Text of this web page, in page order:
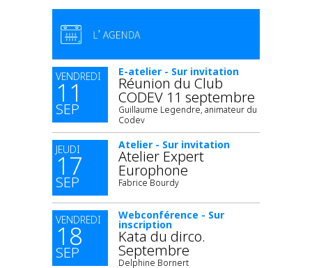
VENDREDI
11
SEP
E-atelier - Sur invitation
Réunion du Club
CODEV 11 septembre
Guillaume Legendre, animateur du
Codev
JEUDI
17
SEP
Atelier - Sur invitation
Atelier Expert
Europhone
Fabrice Bourdy
VENDREDI
18
SEP
Webconférence - Sur
inscription
Kata du dirco.
Septembre
Delphine Bornert